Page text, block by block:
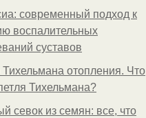
современный подход к
воспалительных
суставов
отопления. Что
Тихельмана?
севок из семян: все, что